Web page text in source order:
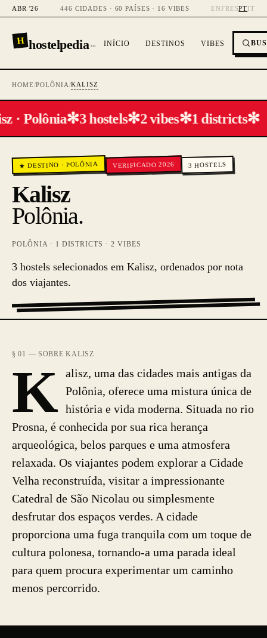
ABR '26 446 CIDADES · 60 PAÍSES · 16 VIBES EN FR ESPTIT
H hostelpedia™ INÍCIO DESTINOS VIBES
HOME/POLÔNIA/KALISZ
· Polônia✻3 hostels✻2 vibes✻1 districts✻
★ DESTINO ·POLÔNIA VERIFICADO 2026 3 HOSTELS
Kalisz
Polônia.
POLÔNIA· 1 DISTRICTS ·2 VIBES
3 hostels selecionados em Kalisz, ordenados por nota
dos viajantes.
§ 01 — SOBRE KALISZ
K alisz, uma das cidades mais antigas da
Polônia, oferece uma mistura única de
história e vida moderna. Situada no rio
Prosna, é conhecida por sua rica herança
arqueológica, belos parques e uma atmosfera
relaxada. Os viajantes podem explorar a Cidade
Velha reconstruída, visitar a impressionante
Catedral de São Nicolau ou simplesmente
desfrutar dos espaços verdes. A cidade
proporciona uma fuga tranquila com um toque de
cultura polonesa, tornando-a uma parada ideal
para quem procura experimentar um caminho
menos percorrido.